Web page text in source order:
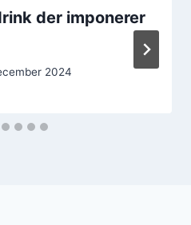
der imponerer
2024